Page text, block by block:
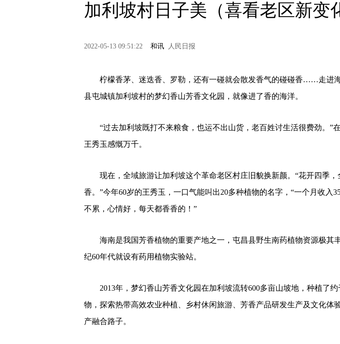
加利坡村日子美（喜看老区新变
2022-05-13 09:51:22 和讯 人民日报
柠檬香茅、迷迭香、罗勒，还有一碰就会散发香气的碰碰香……走进
县屯城镇加利坡村的梦幻香山芳香文化园，就像进了香的海洋。
“过去加利坡既打不来粮食，也运不出山货，老百姓讨生活很费劲。”
王秀玉感慨万千。
现在，全域旅游让加利坡这个革命老区村庄旧貌换新颜。“花开四季，
香。”今年60岁的王秀玉，一口气能叫出20多种植物的名字，“一个月收入
不累，心情好，每天都香香的！”
海南是我国芳香植物的重要产地之一，屯昌县野生南药植物资源极其
纪60年代就设有药用植物实验站。
2013年，梦幻香山芳香文化园在加利坡流转600多亩山坡地，种植了
物，探索热带高效农业种植、乡村休闲旅游、芳香产品研发生产及文化体
产融合路子。